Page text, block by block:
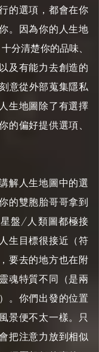
的選項，都會在你
。因為你的人生地
分清楚你的品味、
及有能力去創造的
意從外部蒐集隱私
生地圖除了有選擇
的偏好提供選項、
解人生地圖中的選
的雙胞胎哥哥拿到
盤/人類圖都極接
生目標很接近（符
要去的地方也在附
魂特質不同（是兩
。你們出發的位置
景便不太一樣。只
把注意力放到相似